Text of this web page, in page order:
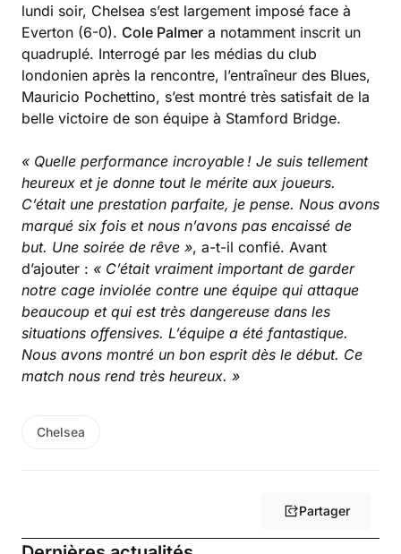
lundi soir, Chelsea s’est largement imposé face à
Everton (6-0). Cole Palmer a notamment inscrit un
quadruplé. Interrogé par les médias du club
londonien après la rencontre, l’entraîneur des Blues,
Mauricio Pochettino, s’est montré très satisfait de la
belle victoire de son équipe à Stamford Bridge.
« Quelle performance incroyable ! Je suis tellement
heureux et je donne tout le mérite aux joueurs.
C’était une prestation parfaite, je pense. Nous avons
marqué six fois et nous n’avons pas encaissé de
but. Une soirée de rêve », a-t-il confié. Avant
d’ajouter : « C’était vraiment important de garder
notre cage inviolée contre une équipe qui attaque
beaucoup et qui est très dangereuse dans les
situations offensives. L’équipe a été fantastique.
Nous avons montré un bon esprit dès le début. Ce
match nous rend très heureux. »
Chelsea
Partager